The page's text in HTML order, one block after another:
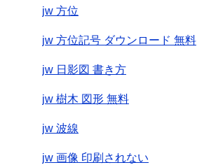
jw 方位
jw 方位記号 ダウンロード 無料
jw 日影図 書き方
jw 樹木 図形 無料
jw 波線
jw 画像 印刷されない